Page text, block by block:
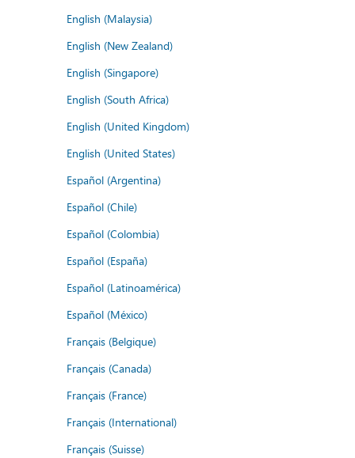
English (Malaysia)
English (New Zealand)
English (Singapore)
English (South Africa)
English (United Kingdom)
English (United States)
Español (Argentina)
Español (Chile)
Español (Colombia)
Español (España)
Español (Latinoamérica)
Español (México)
Français (Belgique)
Français (Canada)
Français (France)
Français (International)
Français (Suisse)